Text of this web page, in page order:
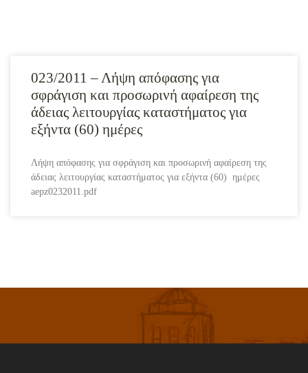
023/2011 – Λήψη απόφασης για
σφράγιση και προσωρινή αφαίρεση της
άδειας λειτουργίας καταστήματος για
εξήντα (60) ημέρες
Λήψη απόφασης για σφράγιση και προσωρινή αφαίρεση της
άδειας λειτουργίας καταστήματος για εξήντα (60) ημέρες
aepz0232011.pdf